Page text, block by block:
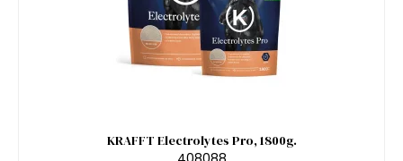
KRAFFT Electrolytes Pro, 1800g.